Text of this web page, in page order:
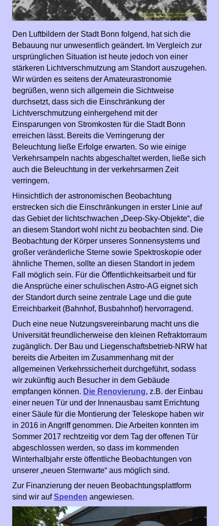
Den Luftbildern der Stadt Bonn folgend, hat sich die
Bebauung nur unwesentlich geändert. Im Vergleich zur
ursprünglichen Situation ist heute jedoch von einer
stärkeren Lichtverschmutzung am Standort auszugehen.
Wir würden es seitens der Amateurastronomie
begrüßen, wenn sich allgemein die Sichtweise
durchsetzt, dass sich die Einschränkung der
Lichtverschmutzung einhergehend mit der
Einsparungen von Stromkosten für die Stadt Bonn
erreichen lässt. Bereits die Verringerung der
Beleuchtung ließe Erfolge erwarten. So wie einige
Verkehrsampeln nachts abgeschaltet werden, ließe sich
auch die Beleuchtung in der verkehrsarmen Zeit
verringern.
Hinsichtlich der astronomischen Beobachtung
erstrecken sich die Einschränkungen in erster Linie auf
das Gebiet der lichtschwachen „Deep-Sky-Objekte“, die
an diesem Standort wohl nicht zu beobachten sind. Die
Beobachtung der Körper unseres Sonnensystems und
großer veränderliche Sterne sowie Spektroskopie oder
ähnliche Themen, sollte an diesen Standort in jedem
Fall möglich sein. Für die Öffentlichkeitsarbeit und für
die Ansprüche einer schulischen Astro-AG eignet sich
der Standort durch seine zentrale Lage und die gute
Erreichbarkeit (Bahnhof, Busbahnhof) hervorragend.
Duch eine neue Nutzungsvereinbarung macht uns die
Universität freundlicherweise den kleinen Refraktorraum
zugänglich. Der Bau und Liegenschaftsbetrieb-NRW hat
bereits die Arbeiten im Zusammenhang mit der
allgemeinen Verkehrssicherheit durchgeführt, sodass
wir zukünftig auch Besucher in dem Gebäude
empfangen können. Die Renovierung, z.B. der Einbau
einer neuen Tür und der Innenausbau samt Errichtung
einer Säule für die Montierung der Teleskope haben wir
in 2016 in Angriff genommen. Die Arbeiten konnten im
Sommer 2017 rechtzeitig vor dem Tag der offenen Tür
abgeschlossen werden, so dass im kommenden
Winterhalbjahr erste öffentliche Beobachtungen von
unserer „neuen Sternwarte“ aus möglich sind.
Zur Finanzierung der neuen Beobachtungsplattform
sind wir aufSpenden angewiesen.